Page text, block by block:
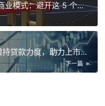
招商盈利系统李川|新手设计商业模式：避开这 5 个坑，少走
招商银行积极加大股票回购增持贷款力度，助力上市公司高质量发展
下一篇